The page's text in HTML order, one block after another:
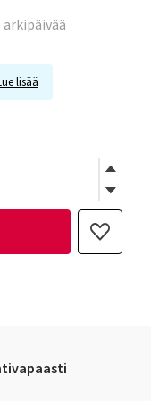
lisää